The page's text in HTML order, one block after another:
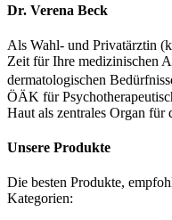
Dr. Verena Beck
Als Wahl- und Privatärztin
Zeit für Ihre medizinischen
dermatologischen
ÖÄK für
Haut als zentrales Organ für
Unsere Produkte
Die besten Produkte,
Kategorien: